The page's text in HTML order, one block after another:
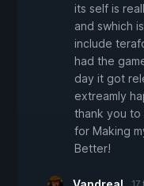
its self is
and swhich
include
had the
day it got
extreamly
thank you to
for Making
Better!
17